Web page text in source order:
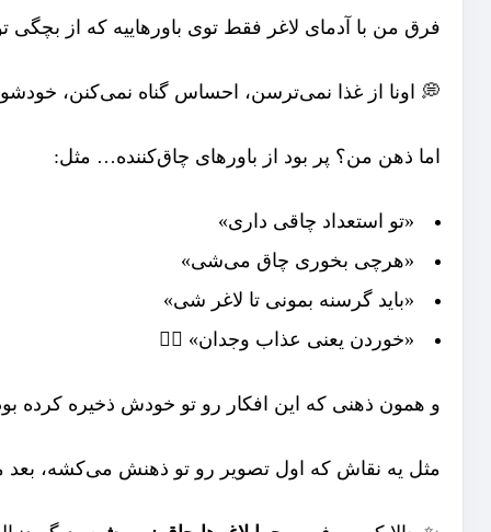
فرق من با آدمای لاغر فقط توی باورهاییه که از
💭 اونا از غذا نمی‌ترسن، احساس گناه نمی‌کنن،
اما ذهن من؟ پر بود از باورهای چاق‌کننده… مثل:
«تو استعداد چاقی داری»
«هرچی بخوری چاق می‌شی»
«باید گرسنه بمونی تا لاغر شی»
«خوردن یعنی عذاب وجدان» 😵‍💫
و همون ذهنی که این افکار رو تو خودش ذخیره کرده
مثل یه نقاش که اول تصویر رو تو ذهنش می‌کشه، بعد